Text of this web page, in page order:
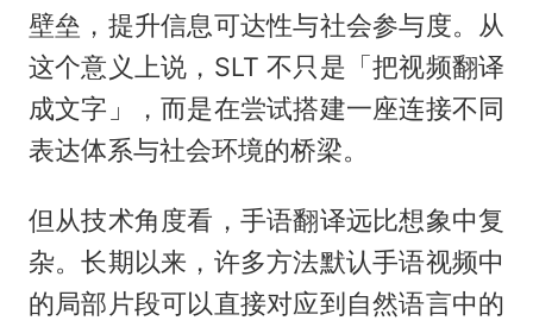
壁垒，提升信息可达性与社会参与度。从
这个意义上说，SLT 不只是「把视频翻译
成文字」，而是在尝试搭建一座连接不同
表达体系与社会环境的桥梁。
但从技术角度看，手语翻译远比想象中复
杂。长期以来，许多方法默认手语视频中
的局部片段可以直接对应到自然语言中的